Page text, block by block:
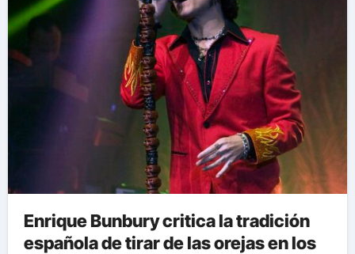
Enrique Bunbury critica la tradición
española de tirar de las orejas en los